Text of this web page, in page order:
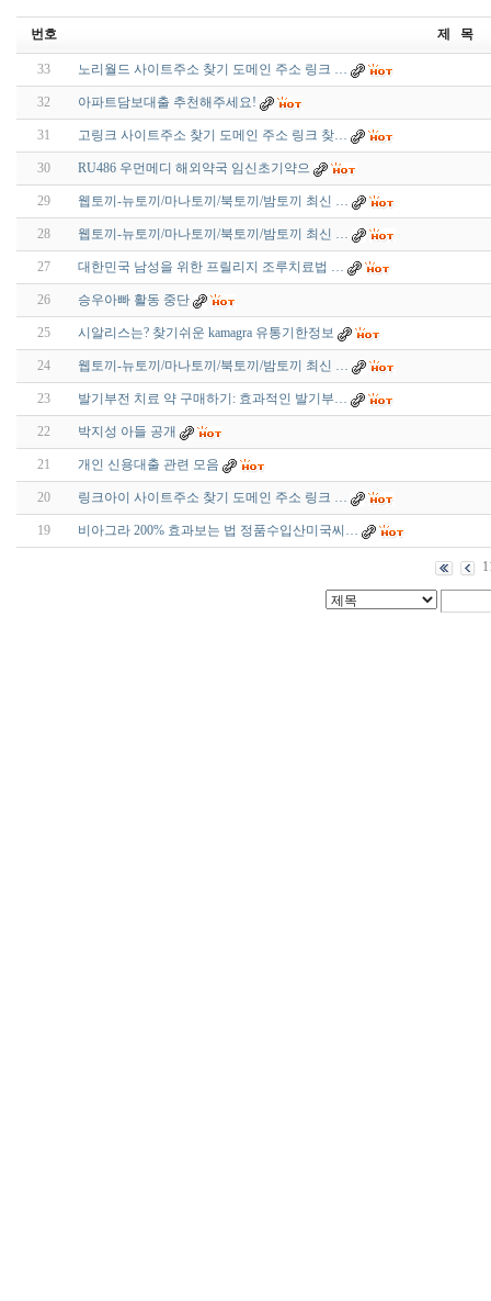
번호 제 목
33 노리월드 사이트주소 찾기 도메인 주소 링크 …
32 아파트담보대출 추천해주세요!
31 고링크 사이트주소 찾기 도메인 주소 링크 찾…
30 RU486 우먼메디 해외약국 임신초기약으
29 웹토끼-뉴토끼/마나토끼/북토끼/밤토끼 최신 …
28 웹토끼-뉴토끼/마나토끼/북토끼/밤토끼 최신 …
27 대한민국 남성을 위한 프릴리지 조루치료법 …
26 승우아빠 활동 중단
25 시알리스는? 찾기쉬운 kamagra 유통기한정보
24 웹토끼-뉴토끼/마나토끼/북토끼/밤토끼 최신 …
23 발기부전 치료 약 구매하기: 효과적인 발기부…
22 박지성 아들 공개
21 개인 신용대출 관련 모음
20 링크아이 사이트주소 찾기 도메인 주소 링크 …
19 비아그라 200% 효과보는 법 정품수입산미국씨…